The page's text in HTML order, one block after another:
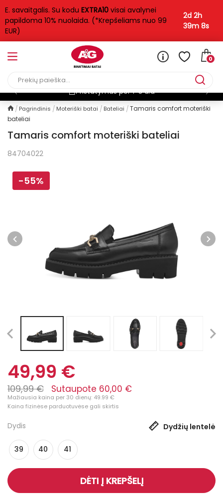
E. savaitgalis. Su kodu EXTRA10 visai avalynei
papildoma 10% nuolaida. (*Krepšeliams nuo 99
EUR)
2d 2h
39m 8s
0
Nemokamas
Pagrindinis Moteriški batai Bateliai
Tamaris comfort moteriški
bateliai
Tamaris comfort moteriški bateliai
84704022
-55%
49,99 €
109,99 € Sutaupote 60,00 €
Mažiausia kaina per 30 dienų: 49.99 €
Kaina fizinėse parduotuvėse gali skirtis
Dydis Dydžių lentelė
39 40 41
DĖTI Į KREPŠELĮ